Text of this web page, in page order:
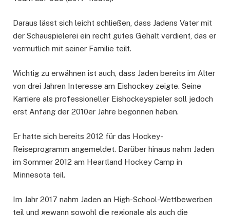
Daraus lässt sich leicht schließen, dass Jadens Vater mit
der Schauspielerei ein recht gutes Gehalt verdient, das er
vermutlich mit seiner Familie teilt.
Wichtig zu erwähnen ist auch, dass Jaden bereits im Alter
von drei Jahren Interesse am Eishockey zeigte. Seine
Karriere als professioneller Eishockeyspieler soll jedoch
erst Anfang der 2010er Jahre begonnen haben.
Er hatte sich bereits 2012 für das Hockey-
Reiseprogramm angemeldet. Darüber hinaus nahm Jaden
im Sommer 2012 am Heartland Hockey Camp in
Minnesota teil.
Im Jahr 2017 nahm Jaden an High-School-Wettbewerben
teil und gewann sowohl die regionale als auch die